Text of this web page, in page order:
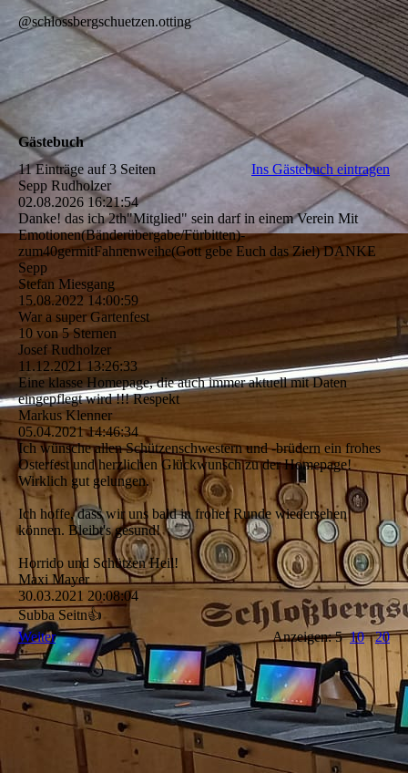
@schlossbergschuetzen.otting
Gästebuch
11 Einträge auf 3 Seiten
Ins Gästebuch eintragen
Sepp Rudholzer
02.08.2026 16:21:54
Danke! das ich 2th"Mitglied" sein darf in einem Verein Mit
Emotionen(­Bä­nderü­bergabe/­Fü­rbitten)­
zum40germitFahnenweihe(­Gott gebe Euch das Ziel) DANKE
Sepp
Stefan Miesgang
15.08.2022 14:00:59
War a super Gartenfest
10 von 5 Sternen
Josef Rudholzer
11.12.2021 13:26:33
Eine klasse Homepage, die auch immer aktuell mit Daten
eingepflegt wird !!! Respekt
Markus Klenner
05.04.2021 14:46:34
Ich wünsche allen Schützenschwestern und -brüdern ein frohes
Osterfest und herzlichen Glückwunsch zu der Homepage!
Wirklich gut gelungen.
Ich hoffe, dass wir uns bald in froher Runde wiedersehen
können. Bleibt's gesund!
Horrido und Schützen Heil!
Maxi Mayer
30.03.2021 20:08:04
Subba Seitn👍
Weiter
Anzeigen: 510 20